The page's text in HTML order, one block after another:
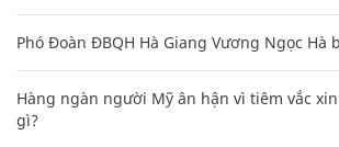
Phó Đoàn ĐBQH Hà Giang Vương Ngọc Hà
Hàng ngàn người Mỹ ân hận vì tiêm vắc xin
gì?